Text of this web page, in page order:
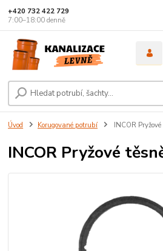
+420 732 422 729
7:00–18:00 denně
Úvod Korugované potrubí INCOR
INCOR Pryžové